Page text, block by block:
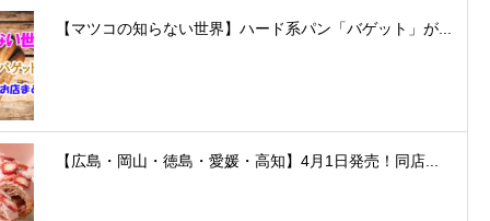
【マツコの知らない世界】ハード系パン「バゲット」が...
【広島・岡山・徳島・愛媛・高知】4月1日発売！同店...